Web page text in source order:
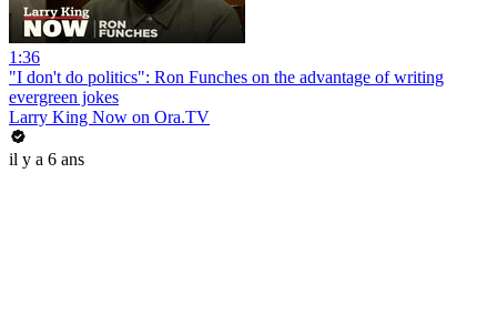
1:36
"I don't do politics": Ron Funches on the advantage of writing
evergreen jokes
Larry King Now on Ora.TV
il y a 6 ans